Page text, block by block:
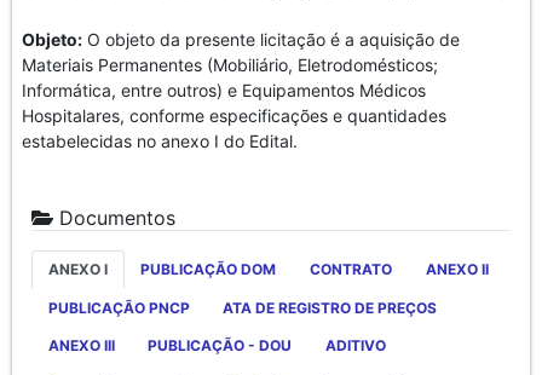
Objeto: O objeto da presente licitação é a aquisição de
Materiais Permanentes (Mobiliário, Eletrodomésticos;
Informática, entre outros) e Equipamentos Médicos
Hospitalares, conforme especificações e quantidades
estabelecidas no anexo I do Edital.
Documentos
ANEXO I PUBLICAÇÃO DOM CONTRATO ANEXO II
PUBLICAÇÃO PNCP ATA DE REGISTRO DE PREÇOS
ANEXO III PUBLICAÇÃO - DOU ADITIVO